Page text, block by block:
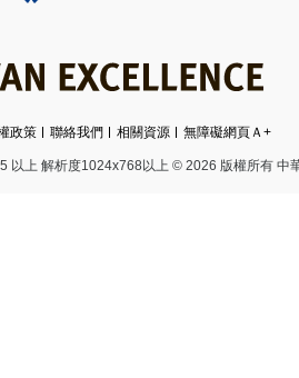
政策 聯絡我們 相關資源 無障礙網頁Ａ+
以上 解析度1024x768以上 © 2026 版權所有 中